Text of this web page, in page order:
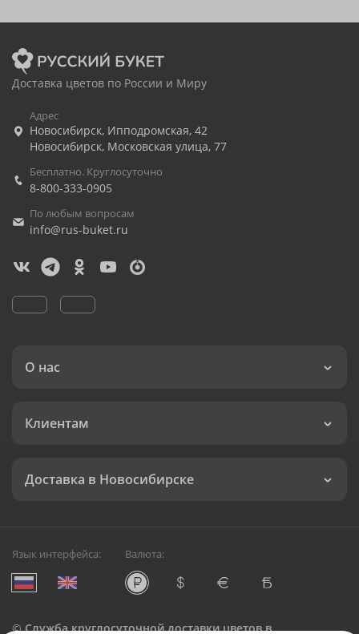
Доставка цветов по России и Миру
Адрес
Новосибирск, Ипподромская, 42
Новосибирск, Московская улица, 77
Бесплатно. Круглосуточно
8-800-333-0905
По любым вопросам
info@rus-buket.ru
О нас
Клиентам
Доставка в Новосибирске
Язык интерфейса: Валюта:
©Служба круглосуточной доставки цветов в